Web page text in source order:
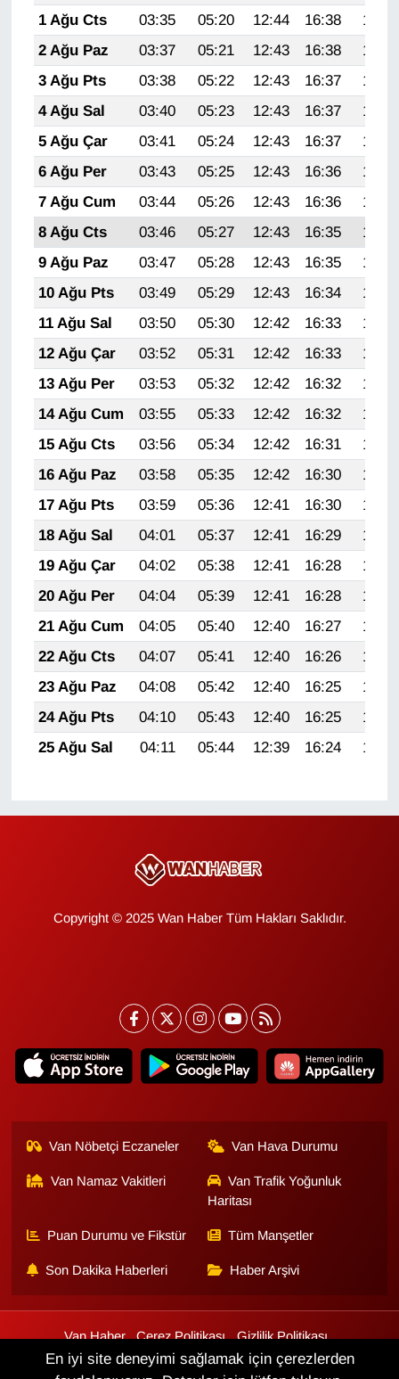
1 Ağu Cts
03:35 05:20 12:44 16:38
19:57
2 Ağu Paz
03:37 05:21 12:43 16:38
19:56
3 Ağu Pts
03:38 05:22 12:43 16:37
19:55
4 Ağu Sal
03:40 05:23 12:43 16:37
19:53
5 Ağu Çar
03:41 05:24 12:43 16:37
19:52
6 Ağu Per
03:43 05:25 12:43 16:36
19:51
7 Ağu Cum
03:44 05:26 12:43 16:36
19:50
8 Ağu Cts
03:46 05:27 12:43 16:35
19:49
9 Ağu Paz
03:47 05:28 12:43 16:35
19:47
10 Ağu Pts
03:49 05:29 12:43 16:34
19:46
11 Ağu Sal
03:50 05:30 12:42 16:33
19:45
12 Ağu Çar
03:52 05:31 12:42 16:33
19:43
13 Ağu Per
03:53 05:32 12:42 16:32
19:42
14 Ağu Cum
03:55 05:33 12:42 16:32
19:41
15 Ağu Cts
03:56 05:34 12:42 16:31
19:39
16 Ağu Paz
03:58 05:35 12:42 16:30
19:38
17 Ağu Pts
03:59 05:36 12:41 16:30
19:36
18 Ağu Sal
04:01 05:37 12:41 16:29
19:35
19 Ağu Çar
04:02 05:38 12:41 16:28
19:34
20 Ağu Per
04:04 05:39 12:41 16:28
19:32
21 Ağu Cum
04:05 05:40 12:40 16:27
19:31
22 Ağu Cts
04:07 05:41 12:40 16:26
19:29
23 Ağu Paz
04:08 05:42 12:40 16:25
19:28
24 Ağu Pts
04:10 05:43 12:40 16:25
19:26
25 Ağu Sal
04:11 05:44 12:39 16:24 19:24
Copyright © 2025 Wan Haber Tüm Hakları Saklıdır.
Van Nöbetçi Eczaneler Van Hava Durumu
Van Namaz Vakitleri
Van Trafik Yoğunluk
Haritası
Puan Durumu ve Fikstür Tüm Manşetler
Son Dakika Haberleri Haber Arşivi
Van Haber Çerez Politikası
Gizlilik Politikası
Üyelik Sözleşmesi
Veri Politikası Künye İletişim
En iyi site deneyimi sağlamak için çerezlerden
Resmi İlanlar
RÖPORTAJ
SAĞLIK
Seri İlan
Sinema - TV
SİYASET
SPOR
TEBRİK
TEKNOLOJİ
Turizm
VAN'DA SPOR
Vasıta
YAŞAM
YEREL